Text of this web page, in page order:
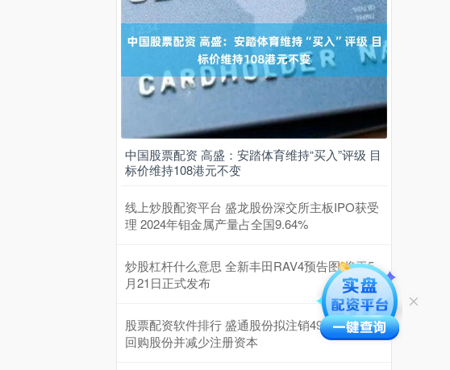
中国股票配资 高盛：安踏体育维持“买入”评级 目
标价维持108港元不变
线上炒股配资平台 盛龙股份深交所主板IPO获受
理 2024年钼金属产量占全国9.64%
炒股杠杆什么意思 全新丰田RAV4预告图 将于5
月21日正式发布
股票配资软件排行 盛通股份拟注销490.69万股
回购股份并减少注册资本